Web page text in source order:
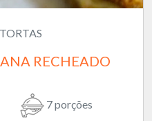
RECHEADO
7 porções